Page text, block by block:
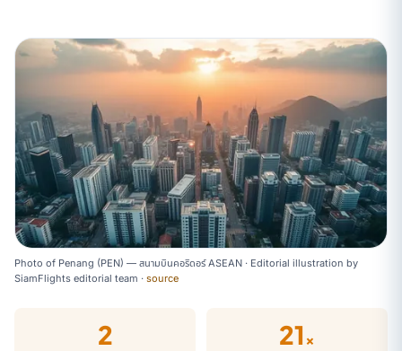
Photo of Penang (PEN) — สนามบินคอริดอร์ ASEAN · Editorial illustration by
SiamFlights editorial team · source
2 21×